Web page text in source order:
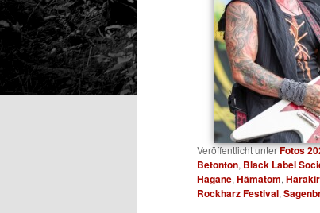
Veröffentlicht unterFotos
Betonton, Black Label
Hagane, Hämatom,
Rockharz Festival,